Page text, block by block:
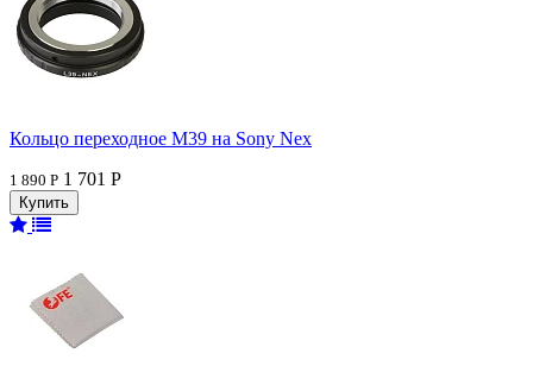
Кольцо переходное M39 на Sony Nex
1 890 Р 1 701 Р